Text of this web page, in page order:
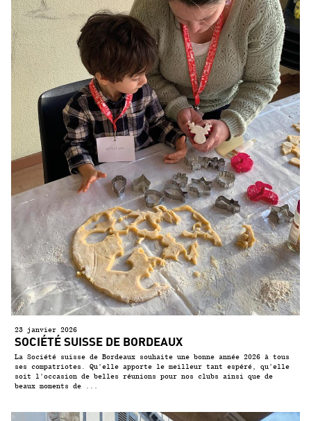
23 janvier 2026
SOCIÉTÉ SUISSE DE BORDEAUX
La Société suisse de Bordeaux souhaite une bonne année 2026 à tous
ses compatriotes. Qu’elle apporte le meilleur tant espéré, qu’elle
soit l’occasion de belles réunions pour nos clubs ainsi que de
beaux moments de ...